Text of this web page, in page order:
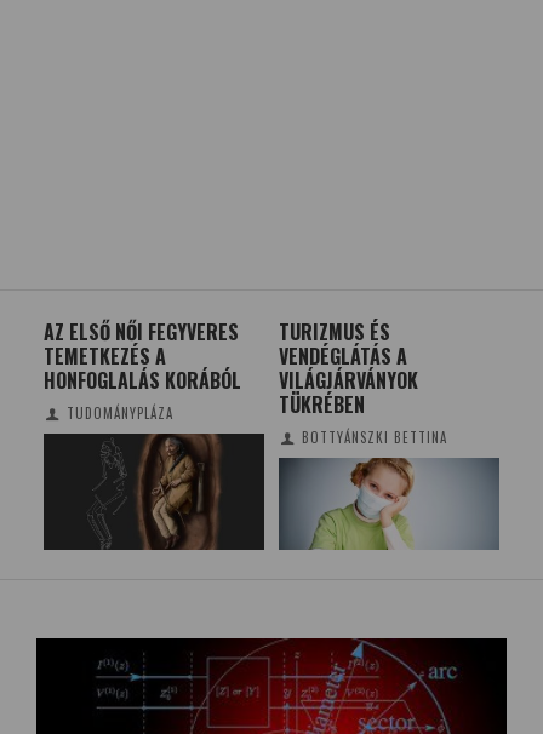
AZ ELSŐ NŐI FEGYVERES
TEMETKEZÉS A
HONFOGLALÁS KORÁBÓL
TUDOMÁNYPLÁZA
TURIZMUS ÉS
VENDÉGLÁTÁS A
VILÁGJÁRVÁNYOK
TÜKRÉBEN
BOTTYÁNSZKI BETTINA